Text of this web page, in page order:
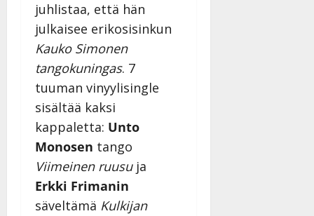
juhlistaa, että hän
julkaisee erikosisinkun
Kauko Simonen
tangokuningas. 7
tuuman vinyylisingle
sisältää kaksi
kappaletta: Unto
Monosen tango
Viimeinen ruusu ja
Erkki Frimanin
säveltämä Kulkijan